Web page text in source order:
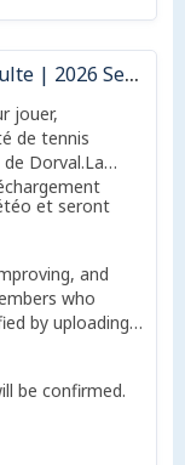
Saison 2026 Résident de Dorval Adulte | 2026 Season Dorval resident Adult
jouer,
de tennis
Dorval.La
et seront
and
who
by uploading a
be confirmed.